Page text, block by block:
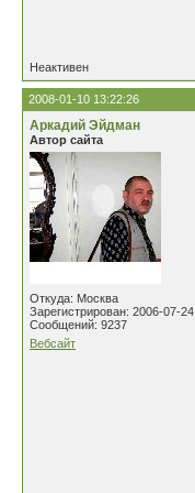
Неактивен
2008-01-10 13:22:26
Аркадий Эйдман
Автор сайта
Откуда: Москва
Зарегистрирован: 2006-07-24
Сообщений: 9237
Вебсайт